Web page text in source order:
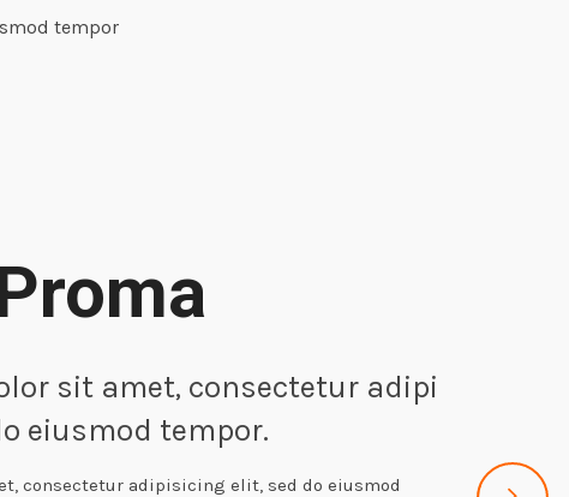
tempor
sit amet, consectetur adipi
eiusmod tempor.
consectetur adipisicing elit, sed do eiusmod